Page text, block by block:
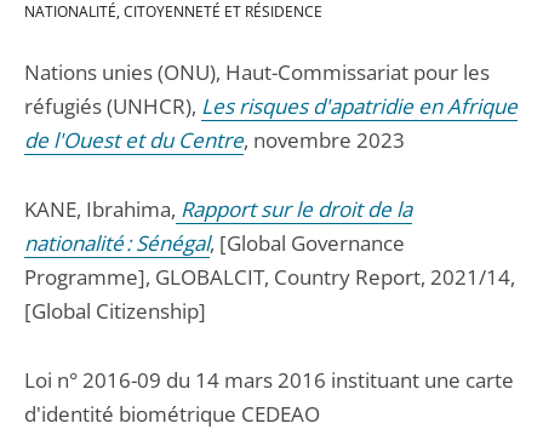
NATIONALITÉ, CITOYENNETÉ ET RÉSIDENCE
Nations unies (ONU), Haut-Commissariat pour les
réfugiés (UNHCR), Les risques d'apatridie en Afrique
de l'Ouest et du Centre, novembre 2023
KANE, Ibrahima, Rapport sur le droit de la
nationalité : Sénégal, [Global Governance
Programme], GLOBALCIT, Country Report, 2021/14,
[Global Citizenship]
Loi n° 2016-09 du 14 mars 2016 instituant une carte
d'identité biométrique CEDEAO